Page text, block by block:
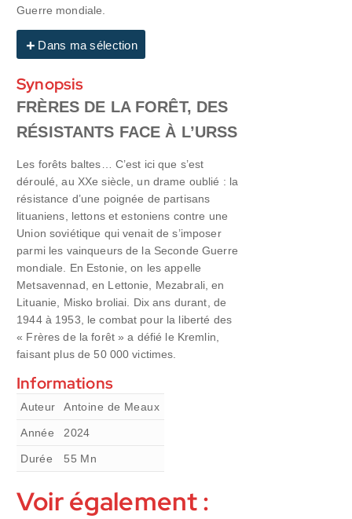
Guerre mondiale.
Dans ma sélection
Synopsis
FRÈRES DE LA FORÊT, DES
RÉSISTANTS FACE À L’URSS
Les forêts baltes… C’est ici que s’est
déroulé, au XXe siècle, un drame oublié : la
résistance d’une poignée de partisans
lituaniens, lettons et estoniens contre une
Union soviétique qui venait de s’imposer
parmi les vainqueurs de la Seconde Guerre
mondiale. En Estonie, on les appelle
Metsavennad, en Lettonie, Mezabrali, en
Lituanie, Misko broliai. Dix ans durant, de
1944 à 1953, le combat pour la liberté des
« Frères de la forêt » a défié le Kremlin,
faisant plus de 50 000 victimes.
Informations
Auteur Antoine de Meaux
Année 2024
Durée 55 Mn
Voir également :